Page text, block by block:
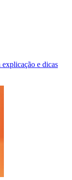
e dicas